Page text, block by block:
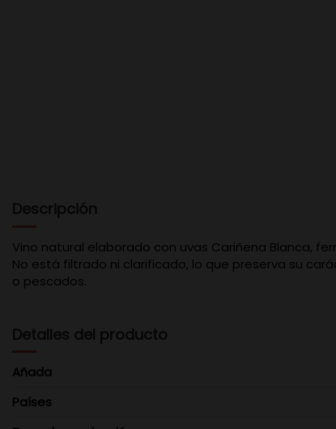
Descripción
Vino natural elaborado con uvas Cariñena Blanca,
No está filtrado ni clarificado, lo que preserva su
o pescados.
Detalles del producto
Añada
Países